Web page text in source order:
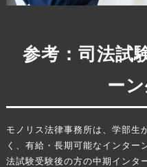
参考：司法試
ー
モノリス法律事務所は、学部生
く、有給・長期可能なインター
法試験受験後の方の中期インタ